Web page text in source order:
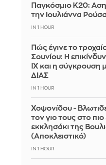
Παγκόσμιο Κ20:
την Ιουλιάννα
IN 1 HOUR
Πώς έγινε το
Σουνίου: Η
ΙΧ και η σύγκρουση
ΔΙΑΣ
IN 1 HOUR
Χοψονίδου -
τον γιο τους στο
εκκλησάκι της
(Αποκλειστικό)
IN 1 HOUR